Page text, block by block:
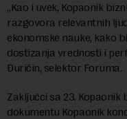
„Kao i uvek, Kopaonik
razgovora relevantnih
ekonomske nauke, kako
dostizanja vrednosti i
Đuričin, selektor Foruma.
Zaključci sa 23.
dokumentu Kopaonik